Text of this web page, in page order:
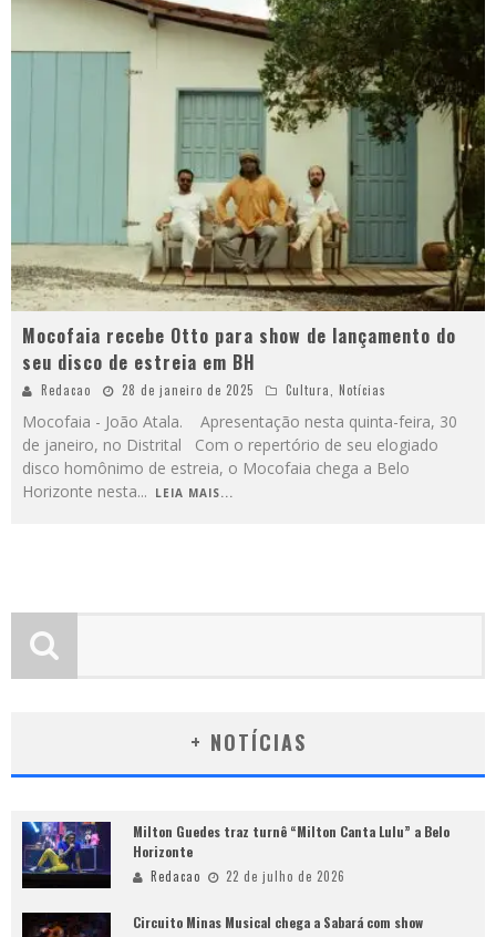
Mocofaia recebe Otto para show de lançamento do
seu disco de estreia em BH
Redacao 28 de janeiro de 2025 Cultura, Notícias
Mocofaia - João Atala. Apresentação nesta quinta-feira, 30
de janeiro, no Distrital Com o repertório de seu elogiado
disco homônimo de estreia, o Mocofaia chega a Belo
Horizonte nesta... LEIA MAIS...
+ NOTÍCIAS
Milton Guedes traz turnê “Milton Canta Lulu” a Belo
Horizonte
Redacao 22 de julho de 2026
Circuito Minas Musical chega a Sabará com show